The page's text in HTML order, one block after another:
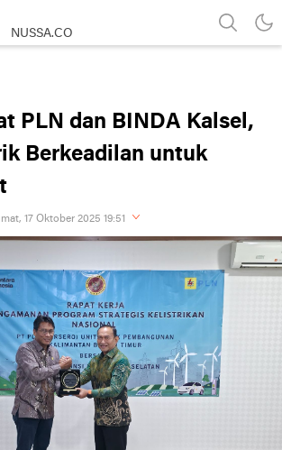
NUSSA.CO
PLN dan BINDA Kalsel,
Berkeadilan untuk
17 Oktober 2025 19:51